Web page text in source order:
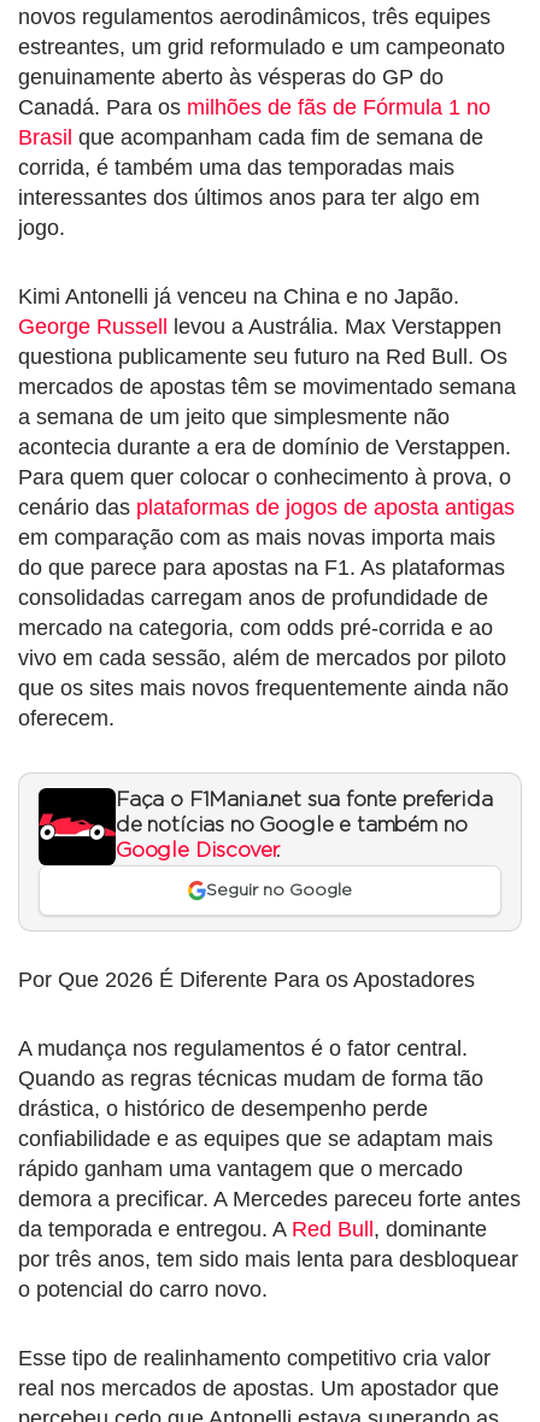
novos regulamentos aerodinâmicos, três equipes
estreantes, um grid reformulado e um campeonato
genuinamente aberto às vésperas do GP do
Canadá. Para os milhões de fãs de Fórmula 1 no
Brasil que acompanham cada fim de semana de
corrida, é também uma das temporadas mais
interessantes dos últimos anos para ter algo em
jogo.
Kimi Antonelli já venceu na China e no Japão.
George Russell levou a Austrália. Max Verstappen
questiona publicamente seu futuro na Red Bull. Os
mercados de apostas têm se movimentado semana
a semana de um jeito que simplesmente não
acontecia durante a era de domínio de Verstappen.
Para quem quer colocar o conhecimento à prova, o
cenário das plataformas de jogos de aposta antigas
em comparação com as mais novas importa mais
do que parece para apostas na F1. As plataformas
consolidadas carregam anos de profundidade de
mercado na categoria, com odds pré-corrida e ao
vivo em cada sessão, além de mercados por piloto
que os sites mais novos frequentemente ainda não
oferecem.
Faça o F1Mania.net sua fonte preferida
de notícias no Google e também no
Google Discover.
Seguir no Google
Por Que 2026 É Diferente Para os Apostadores
A mudança nos regulamentos é o fator central.
Quando as regras técnicas mudam de forma tão
drástica, o histórico de desempenho perde
confiabilidade e as equipes que se adaptam mais
rápido ganham uma vantagem que o mercado
demora a precificar. A Mercedes pareceu forte antes
da temporada e entregou. A Red Bull , dominante
por três anos, tem sido mais lenta para desbloquear
o potencial do carro novo.
Esse tipo de realinhamento competitivo cria valor
real nos mercados de apostas. Um apostador que